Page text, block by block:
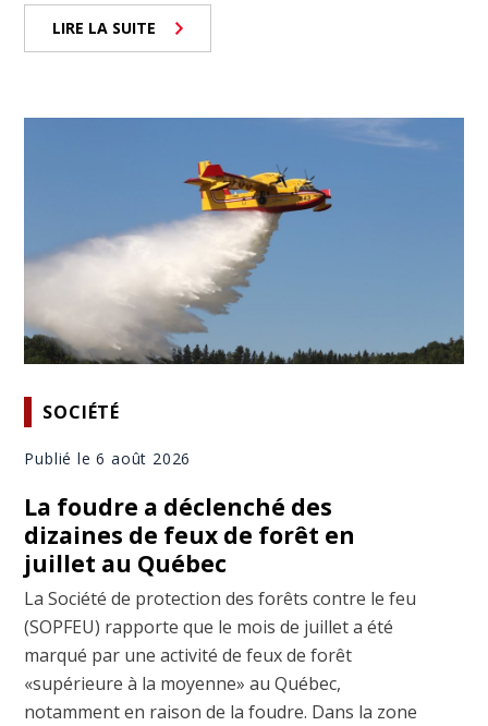
LIRE LA SUITE
SOCIÉTÉ
Publié le 6 août 2026
La foudre a déclenché des
dizaines de feux de forêt en
juillet au Québec
La Société de protection des forêts contre le feu
(SOPFEU) rapporte que le mois de juillet a été
marqué par une activité de feux de forêt
«supérieure à la moyenne» au Québec,
notamment en raison de la foudre. Dans la zone